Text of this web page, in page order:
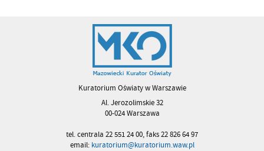
Kuratorium Oświaty w Warszawie
Al. Jerozolimskie 32
00-024 Warszawa
tel. centrala 22 551 24 00, faks 22 826 64 97
email: kuratorium@kuratorium.waw.pl